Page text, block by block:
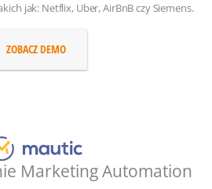
jak: Netflix, Uber, AirBnB czy Siemens.
ZOBACZ DEMO
Marketing Automation